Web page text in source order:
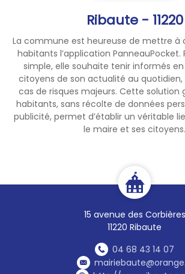
Ribaute - 11220
La commune est heureuse de mettre à
habitants l’application PanneauPocket.
simple, elle souhaite tenir informés
citoyens de son actualité au
cas de risques majeurs. Cette solution
habitants, sans récolte de données
publicité, permet d’établir un véritable
le maire et ses citoyens.
15 avenue des Corbières
11220 Ribaute
04 68 43 14 07